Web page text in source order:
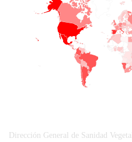
Dirección General de Sanidad